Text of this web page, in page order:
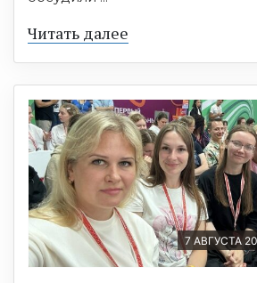
Читать далее
7 АВГУСТА